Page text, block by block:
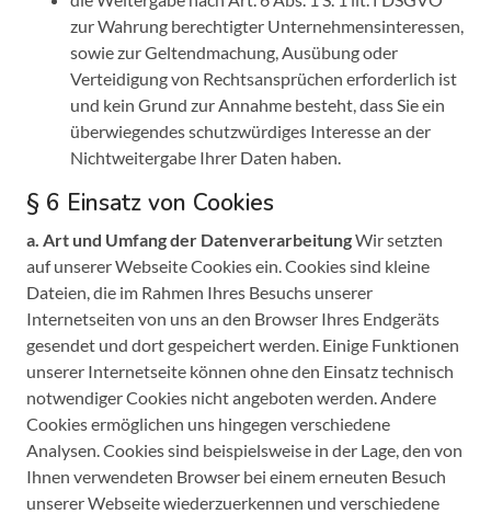
zur Wahrung berechtigter Unternehmensinteressen,
sowie zur Geltendmachung, Ausübung oder
Verteidigung von Rechtsansprüchen erforderlich ist
und kein Grund zur Annahme besteht, dass Sie ein
überwiegendes schutzwürdiges Interesse an der
Nichtweitergabe Ihrer Daten haben.
§ 6 Einsatz von Cookies
a. Art und Umfang der DatenverarbeitungWir setzten
auf unserer Webseite Cookies ein. Cookies sind kleine
Dateien, die im Rahmen Ihres Besuchs unserer
Internetseiten von uns an den Browser Ihres Endgeräts
gesendet und dort gespeichert werden. Einige Funktionen
unserer Internetseite können ohne den Einsatz technisch
notwendiger Cookies nicht angeboten werden. Andere
Cookies ermöglichen uns hingegen verschiedene
Analysen. Cookies sind beispielsweise in der Lage, den von
Ihnen verwendeten Browser bei einem erneuten Besuch
unserer Webseite wiederzuerkennen und verschiedene